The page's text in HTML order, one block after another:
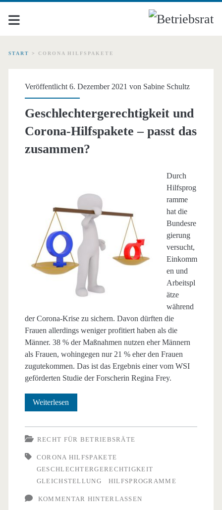
START > CORONA HILFSPAKETE
Schlagwort:
<span>Corona
Hilfspakete</span>
Veröffentlicht 6. Dezember 2021 von Sabine Schultz
Geschlechtergerechtigkeit und
Corona-Hilfspakete – passt das
zusammen?
Durch
Hilfsprog
ramme
hat die
Bundesre
gierung
versucht,
Einkomm
en und
Arbeitspl
ätze
während
der Corona-Krise zu sichern. Davon dürften die
Frauen allerdings weniger profitiert haben als die
Männer. 38 % der Maßnahmen nutzen eher Männern
als Frauen, wohingegen nur 21 % eher den Frauen
zugutekommen. Das ist das Ergebnis einer vom WSI
geförderten Studie der Forscherin Regina Frey.
Weiterlesen
Corona-
Hilfspakete
–
RECHT FÜR BETRIEBSRÄTE
CORONA HILFSPAKETE
GESCHLECHTERGERECHTIGKEIT
GLEICHSTELLUNG
HILFSPROGRAMME
KOMMENTAR HINTERLASSEN